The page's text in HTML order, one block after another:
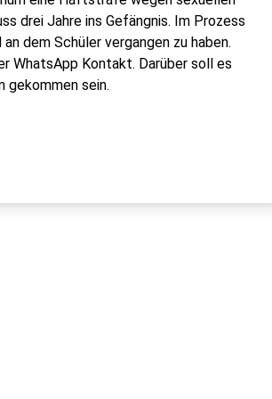
drei Jahre ins Gefängnis. Im Prozess
dem Schüler vergangen zu haben.
WhatsApp Kontakt. Darüber soll es
gekommen sein.